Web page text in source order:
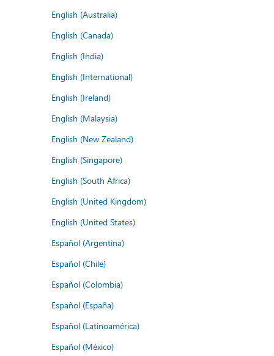
English (Australia)
English (Canada)
English (India)
English (International)
English (Ireland)
English (Malaysia)
English (New Zealand)
English (Singapore)
English (South Africa)
English (United Kingdom)
English (United States)
Español (Argentina)
Español (Chile)
Español (Colombia)
Español (España)
Español (Latinoamérica)
Español (México)